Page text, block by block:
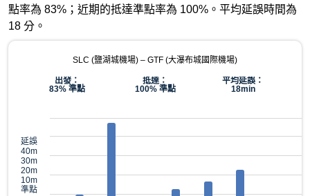
點率為 83%；近期的抵達準點率為 100%。平均延誤時間為
18 分。
SLC (鹽湖城機場) – GTF (大瀑布城國際機場)
出發：
83% 準點
抵達：
100% 準點
平均延誤：
18min
延誤
40m
30m
20m
10m
準點